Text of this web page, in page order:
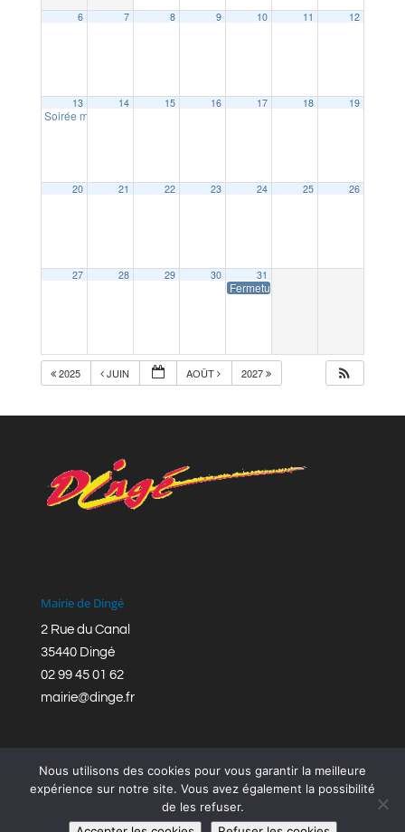
6 7 8 9 10 11 12
13
Soirée moules frites des Festous
14 15 16 17 18 19
20 21 22 23 24 25 26
27 28 29 30 31
Fermeture accueil Mairie
2025 JUIN AOÛT 2027
Mairie de Dingé
2 Rue du Canal
35440 Dingé
02 99 45 01 62
mairie@dinge.fr
Réalisation © Mairie de Dingé,Bretagne Romantique
Nous utilisons des cookies pour vous garantir la meilleure
expérience sur notre site. Vous avez également la possibilité
de les refuser.